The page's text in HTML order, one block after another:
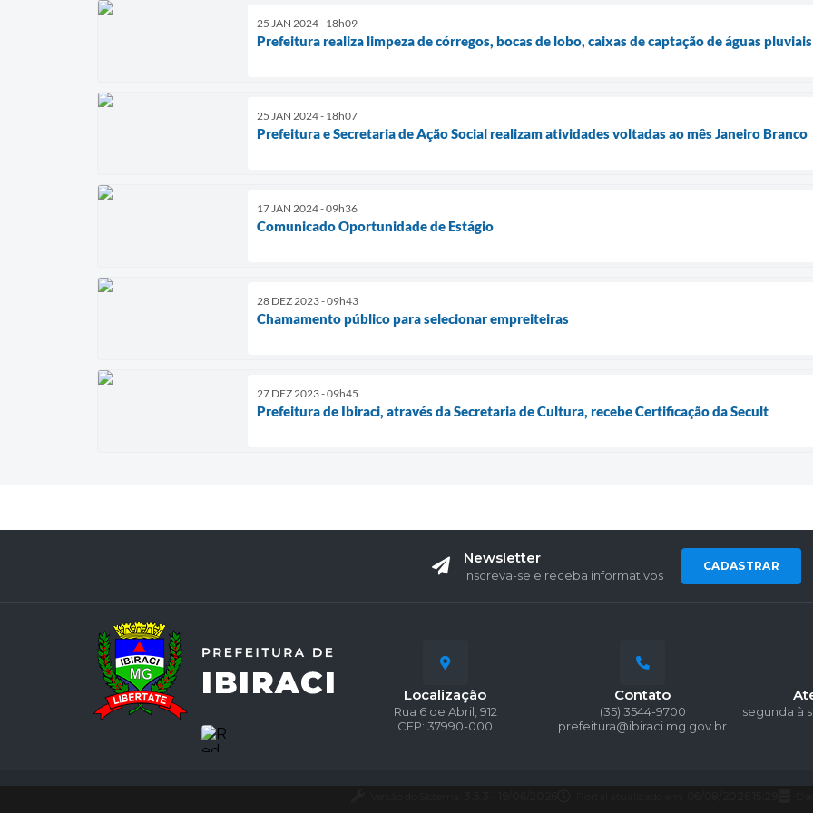
25 JAN 2024 - 18h09
Prefeitura realiza limpeza de córregos, bocas de lobo, caixas de captação de águas
25 JAN 2024 - 18h07
Prefeitura e Secretaria de Ação Social realizam atividades voltadas ao mês Janeiro Branco
17 JAN 2024 - 09h36
Comunicado Oportunidade de Estágio
28 DEZ 2023 - 09h43
Chamamento público para selecionar empreiteiras
27 DEZ 2023 - 09h45
Prefeitura de Ibiraci, através da Secretaria de Cultura, recebe Certificação da Secult
Newsletter
Inscreva-se e receba informativos
CADASTRAR
Localização
Rua 6 de Abril, 912
CEP: 37990-000
Contato
(35) 3544-9700
prefeitura@ibiraci.mg.gov.br
segunda à